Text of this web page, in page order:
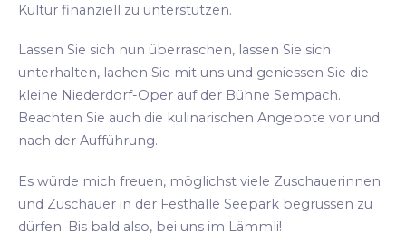
Kultur finanziell zu unterstützen.
Lassen Sie sich nun überraschen, lassen Sie sich
unterhalten, lachen Sie mit uns und geniessen Sie die
kleine Niederdorf-Oper auf der Bühne Sempach.
Beachten Sie auch die kulinarischen Angebote vor und
nach der Aufführung.
Es würde mich freuen, möglichst viele Zuschauerinnen
und Zuschauer in der Festhalle Seepark begrüssen zu
dürfen. Bis bald also, bei uns im Lämmli!